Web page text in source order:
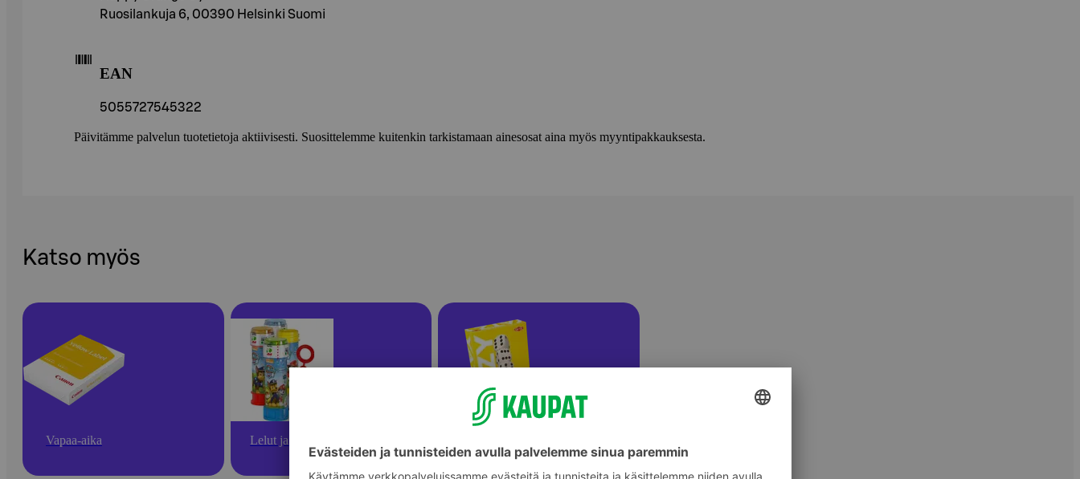
Ruosilankuja 6, 00390 Helsinki Suomi
EAN
5055727545322
Päivitämme palvelun tuotetietoja aktiivisesti. Suosittelemme kuitenkin tarkistamaan ainesosat aina myös myyntipakkauksesta.
Katso myös
Vapaa-aika Lelut ja pelit